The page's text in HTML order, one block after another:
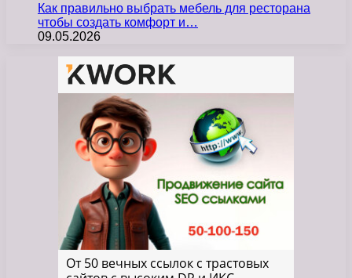
Как правильно выбрать мебель для ресторана
чтобы создать комфорт и…
09.05.2026